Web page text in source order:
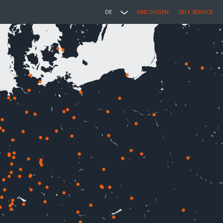
DE EINLOGGEN SELF SERVICE